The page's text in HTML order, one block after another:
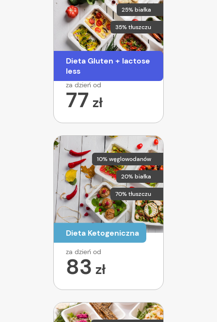
25% białka
35% tłuszczu
Dieta Gluten + lactose
less
za dzień od
77 zł
10% węglowodanów
20% białka
70% tłuszczu
Dieta Ketogeniczna
za dzień od
83 zł